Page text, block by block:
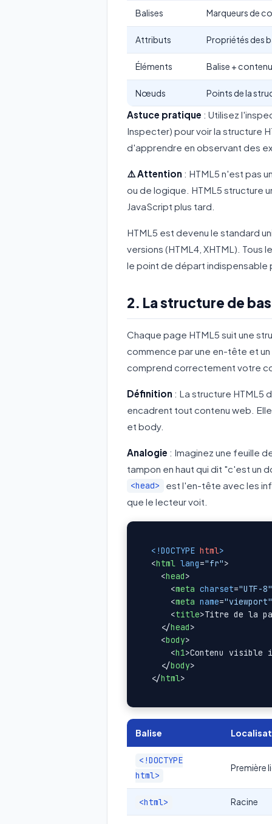
Balises Marqueurs de
Attributs Propriétés des
Éléments Balise +
Nœuds Points de la
Astuce pratique : Utilisez
Inspecter) pour voir la structure
d'apprendre en observant des
⚠️ Attention : HTML5 n'est pas
ou de logique. HTML5 structure
JavaScript plus tard.
HTML5 est devenu le standard
versions (HTML4, XHTML).
le point de départ indispensable
2. La structure de
Chaque page HTML5 suit une
commence par une en-tête et
comprend correctement votre
Définition : La structure HTML5
encadrent tout contenu web.
et body.
Analogie : Imaginez une feuille
tampon en haut qui dit "c'est un
<head>
est l'en-tête avec les
que le lecteur voit.
<!DOCTYPE html>
<html lang="fr">
<head>
<meta charset="UTF-8"
<meta name="viewport"
<title>Titre de la
</head>
<body>
<h1>Contenu visible
</body>
</html>
Balise
<!DOCTYPE
html>
Première
<html> Racine